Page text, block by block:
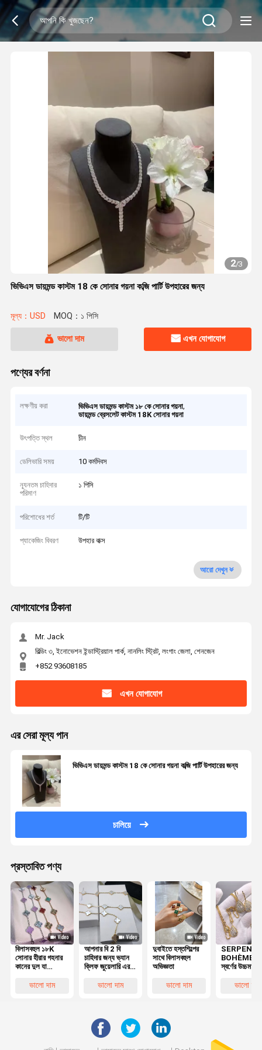
2/3
ভিভিএস ডায়মন্ড কাস্টম 18 কে সোনার গয়না কব্জি পার্টি উপহারের জন্য
মূল্য：USD MOQ：১ পিসি
ভালো দাম এখন যোগাযোগ
পণ্যের বর্ণনা
লক্ষণীয় করা ভিভিএস ডায়মন্ড কাস্টম ১৮ কে সোনার গয়না,
ডায়মন্ড ব্রেসলেট কাস্টম 18K সোনার গয়না
উৎপত্তি স্থল চীন
ডেলিভারি সময় 10 কর্মদিবস
ন্যূনতম চাহিদার
পরিমাণ
১ পিসি
পরিশোধের শর্ত টি/টি
প্যাকেজিং বিবরণ উপহার বাক্স
আরো দেখুন
যোগাযোগের ঠিকানা
Mr. Jack
বিল্ডিং ৩, ইনোভেশন ইন্ডাস্ট্রিয়াল পার্ক, নানলিং স্ট্রিট, লংগাং জেলা, শেনজেন
+852 93608185
এখন যোগাযোগ
এর সেরা মূল্য পান
ভিভিএস ডায়মন্ড কাস্টম 18 কে সোনার গয়না কব্জি পার্টি উপহারের জন্য
চালিয়ে
প্রস্তাবিত পণ্য
বিলাসবহুল ১৮K
সোনার হীরার গহনার
কানের দুল যা
ব্যক্তিগত শৈলী বাড়ায়
ভালো দাম
আপনার বি 2 বি
চাহিদার জন্য ভ্যান
ক্লিফ জুয়েলারি এর
আবিষ্কার করুন
ভালো দাম
দুবাইতে হস্তশিল্পের
সাথে বিলাসবহুল
অভিজ্ঞতা
ভালো দাম
SERPENT
BOHÈME
স্বর্ণের উচ্চমানের
জুয়েলারীভালো দাম